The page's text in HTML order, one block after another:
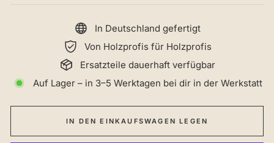
In Deutschland gefertigt
Von Holzprofis für Holzprofis
Ersatzteile dauerhaft verfügbar
Auf Lager – in 3–5 Werktagen bei dir in der Werkstatt
IN DEN EINKAUFSWAGEN LEGEN